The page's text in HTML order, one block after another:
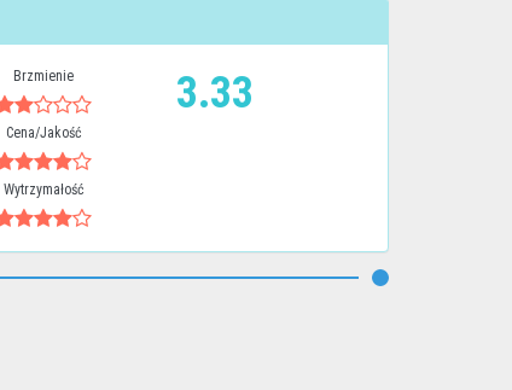
Brzmienie
Cena/Jakość
Wytrzymałość
3.33